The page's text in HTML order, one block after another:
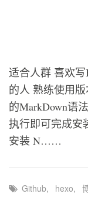
适合人群 喜欢
的人 熟练使用
的MarkDown语
执行即可完成安
安装 N……
Github, hexo,